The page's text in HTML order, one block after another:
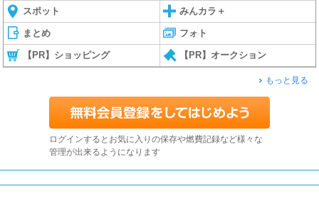
スポット みんカラ＋
まとめ フォト
【PR】ショッピング 【PR】オークション
もっと見る
ログインするとお気に入りの保存や燃費記録など様々な
管理が出来るようになります